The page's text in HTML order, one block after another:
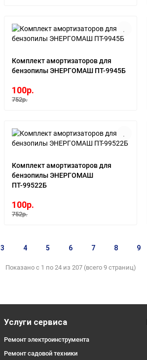
Комплект амортизаторов для
бензопилы ЭНЕРГОМАШ ПТ-9945Б
100р.
752р.
Комплект амортизаторов для
бензопилы ЭНЕРГОМАШ
ПТ-99522Б
100р.
752р.
3 4 5 6 7 8 9
Показано с 1 по 24 из 207 (всего 9 страниц)
Услуги сервиса
Ремонт электроинструмента
Ремонт садовой техники